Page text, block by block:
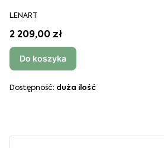
LENART
2 209,00 zł
Do koszyka
Dostępność: duża ilość